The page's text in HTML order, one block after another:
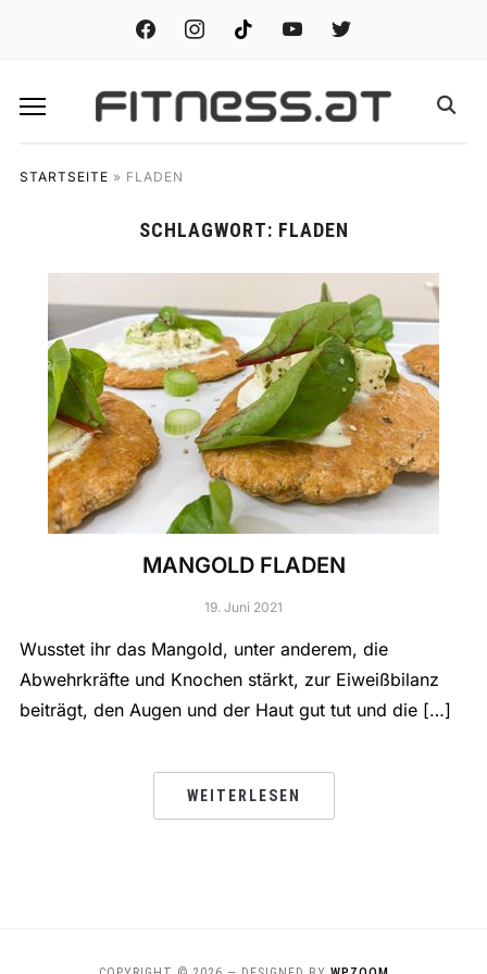
facebook instagramtiktok youtube twitter
STARTSEITE » FLADEN
SCHLAGWORT: FLADEN
MANGOLD FLADEN
19. Juni 2021
Wusstet ihr das Mangold, unter anderem, die
Abwehrkräfte und Knochen stärkt, zur Eiweißbilanz
beiträgt, den Augen und der Haut gut tut und die […]
WEITERLESEN